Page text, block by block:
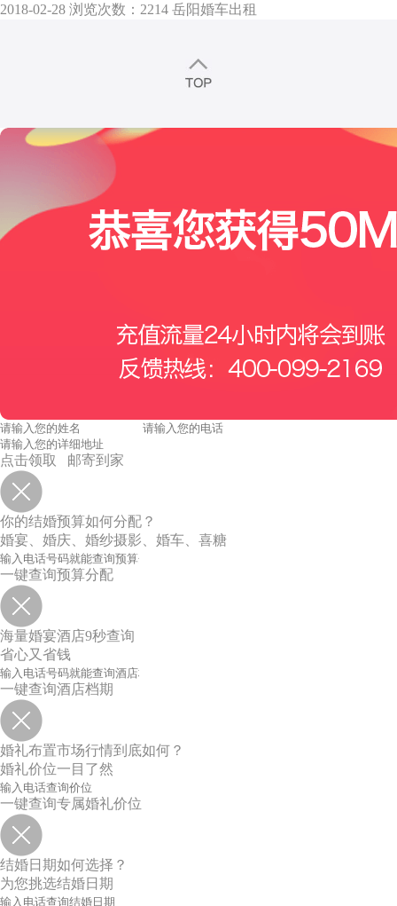
2018-02-28 浏览次数：2214 岳阳婚车出租
点击领取 邮寄到家
你的结婚预算如何分配？
婚宴、婚庆、婚纱摄影、婚车、喜糖
一键查询预算分配
海量婚宴酒店9秒查询
省心又省钱
一键查询酒店档期
婚礼布置市场行情到底如何？
婚礼价位一目了然
一键查询专属婚礼价位
结婚日期如何选择？
为您挑选结婚日期